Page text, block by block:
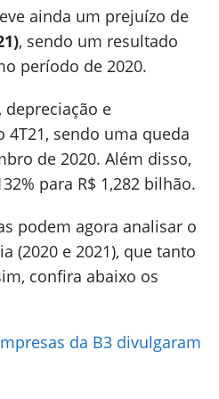
ainda um prejuízo de
, sendo um resultado
período de 2020.
e
4T21, sendo uma queda
de 2020. Além disso,
para R$ 1,282 bilhão.
podem agora analisar o
(2020 e 2021), que tanto
confira abaixo os
da B3 divulgaram